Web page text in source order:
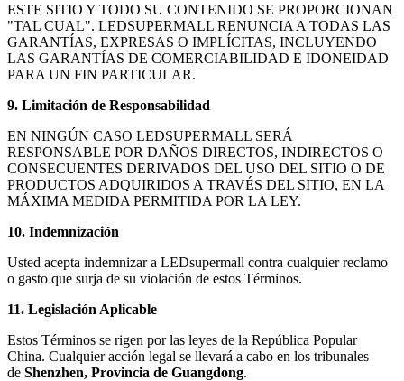
ESTE SITIO Y TODO SU CONTENIDO SE PROPORCIONAN
"TAL CUAL". LEDSUPERMALL RENUNCIA A TODAS LAS
GARANTÍAS, EXPRESAS O IMPLÍCITAS, INCLUYENDO
LAS GARANTÍAS DE COMERCIABILIDAD E IDONEIDAD
PARA UN FIN PARTICULAR.
9. Limitación de Responsabilidad
EN NINGÚN CASO LEDSUPERMALL SERÁ
RESPONSABLE POR DAÑOS DIRECTOS, INDIRECTOS O
CONSECUENTES DERIVADOS DEL USO DEL SITIO O DE
PRODUCTOS ADQUIRIDOS A TRAVÉS DEL SITIO, EN LA
MÁXIMA MEDIDA PERMITIDA POR LA LEY.
10. Indemnización
Usted acepta indemnizar a LEDsupermall contra cualquier reclamo
o gasto que surja de su violación de estos Términos.
11. Legislación Aplicable
Estos Términos se rigen por las leyes de la República Popular
China. Cualquier acción legal se llevará a cabo en los tribunales
de Shenzhen, Provincia de Guangdong.